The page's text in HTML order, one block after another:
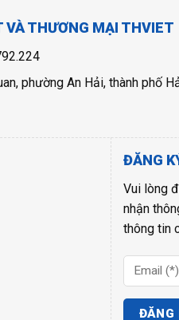
VÀ THƯƠNG MẠI THVIET
phường An Hải, thành phố
ĐĂNG
Vui lòng
nhận
thông tin